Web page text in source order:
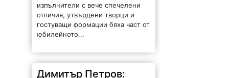
изпълнители с вече спечелени
отличия, утвърдени творци и
гостуващи формации бяха част от
юбилейното...
Димитър Петров: